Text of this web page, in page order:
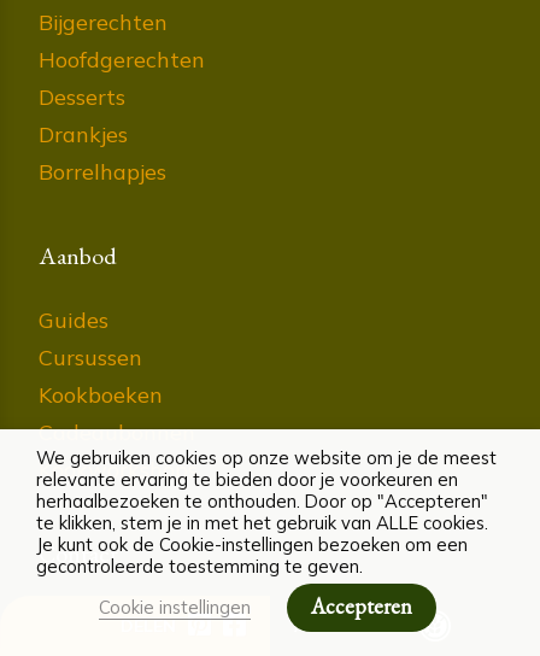
DELEN ALLERGENEN
Bijgerechten
Hoofdgerechten
Desserts
Drankjes
Borrelhapjes
Aanbod
Guides
Cursussen
Kookboeken
Cadeaubonnen
Kookworkshops
Contact
Lenna Omrani
We gebruiken cookies op onze website om je de meest
relevante ervaring te bieden door je voorkeuren en
herhaalbezoeken te onthouden. Door op "Accepteren"
te klikken, stem je in met het gebruik van ALLE cookies.
Je kunt ook de Cookie-instellingen bezoeken om een
gecontroleerde toestemming te geven.
Cookie instellingen
Accepteren